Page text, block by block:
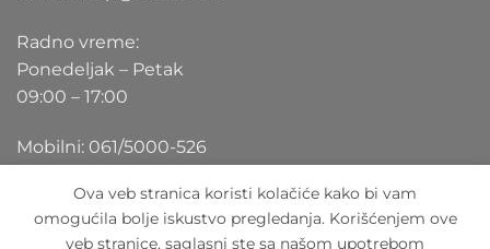
Radno vreme:
Ponedeljak – Petak
09:00 – 17:00
Mobilni: 061/5000-526
Ova veb stranica koristi kolačiće kako bi vam
omogućila bolje iskustvo pregledanja. Korišćenjem ove
veb stranice, saglasni ste sa našom upotrebom